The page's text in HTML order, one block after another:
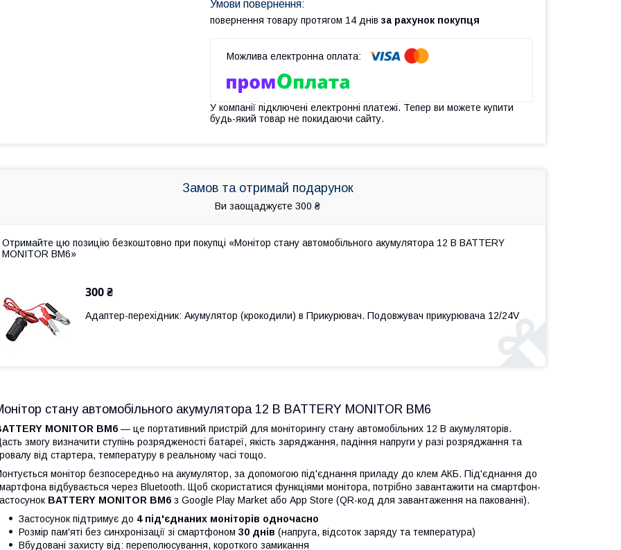
повернення товару протягом 14 днів за рахунок покупця
У компанії підключені електронні платежі. Тепер ви можете купити
будь-який товар не покидаючи сайту.
Замов та отримай подарунок
Ви заощаджуєте 300 ₴
Отримайте цю позицію безкоштовно при покупці «Монітор стану автомобільного акумулятора 12 В BATTERY
MONITOR BM6»
300 ₴
Адаптер-перехідник: Акумулятор (крокодили) в Прикурювач. Подовжувач прикурювача 12/24V
стану автомобільного акумулятора 12 В BATTERY MONITOR BM6
MONITOR BM6 — це портативний пристрій для моніторингу стану автомобільних 12 В акумуляторів.
змогу визначити ступінь розрядженості батареї, якість заряджання, падіння напруги у разі розряджання та
від стартера, температуру в реальному часі тощо.
монітор безпосередньо на акумулятор, за допомогою під'єднання приладу до клем АКБ. Під'єднання до
відбувається через Bluetooth. Щоб скористатися функціями монітора, потрібно завантажити на смартфон-
BATTERY MONITOR BM6 з Google Play Market або App Store (QR-код для завантаження на пакованні).
Застосунок підтримує до 4 під'єднаних моніторів одночасно
Розмір пам'яті без синхронізації зі смартфоном 30 днів (напруга, відсоток заряду та температура)
Вбудовані захисту від: переполюсування, короткого замикання